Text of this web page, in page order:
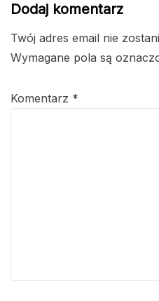
Dodaj komentarz
Twój adres email nie
Wymagane pola są
Komentarz *